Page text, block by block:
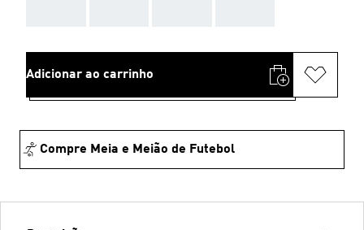
Adicionar ao carrinho
Compre Meia e Meião de Futebol